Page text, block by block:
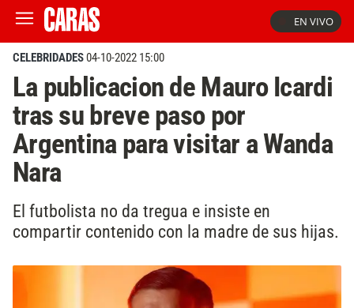
EN VIVO
CELEBRIDADES04-10-2022 15:00
La publicacion de Mauro Icardi
tras su breve paso por
Argentina para visitar a Wanda
Nara
El futbolista no da tregua e insiste en
compartir contenido con la madre de sus hijas.